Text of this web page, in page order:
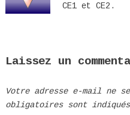
CE1 et CE2.
Laissez un
Votre adresse e-mail ne
obligatoires sont